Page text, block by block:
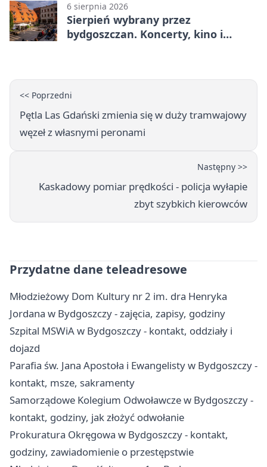
6 sierpnia 2026
Sierpień wybrany przez
bydgoszczan. Koncerty, kino i
<< Poprzedni
Pętla Las Gdański zmienia się w duży tramwajowy
węzeł z własnymi peronami
Następny >>
Kaskadowy pomiar prędkości - policja wyłapie
zbyt szybkich kierowców
Przydatne dane teleadresowe
Młodzieżowy Dom Kultury nr 2 im. dra Henryka
Jordana w Bydgoszczy - zajęcia, zapisy, godziny
Szpital MSWiA w Bydgoszczy - kontakt, oddziały i
dojazd
Parafia św. Jana Apostoła i Ewangelisty w Bydgoszczy -
kontakt, msze, sakramenty
Samorządowe Kolegium Odwoławcze w Bydgoszczy -
kontakt, godziny, jak złożyć odwołanie
Prokuratura Okręgowa w Bydgoszczy - kontakt,
godziny, zawiadomienie o przestępstwie